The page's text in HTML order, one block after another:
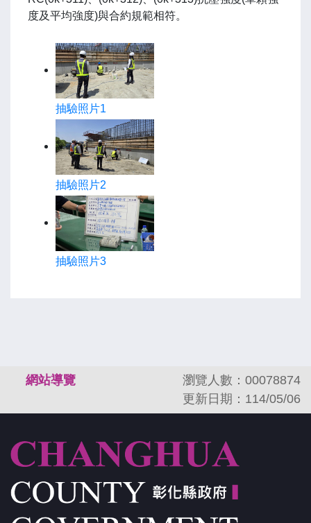
度及平均強度)與合約規範相符。
抽驗照片1
抽驗照片2
抽驗照片3
網站導覽
瀏覽人數：00078874
更新日期：114/05/06